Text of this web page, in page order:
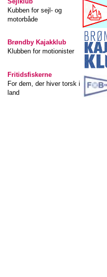
Kubben for sejl- og
motorbåde
Brøndby Kajakklub
Klubben for motionister
Fritidsfiskerne
For dem, der hiver torsk i
land